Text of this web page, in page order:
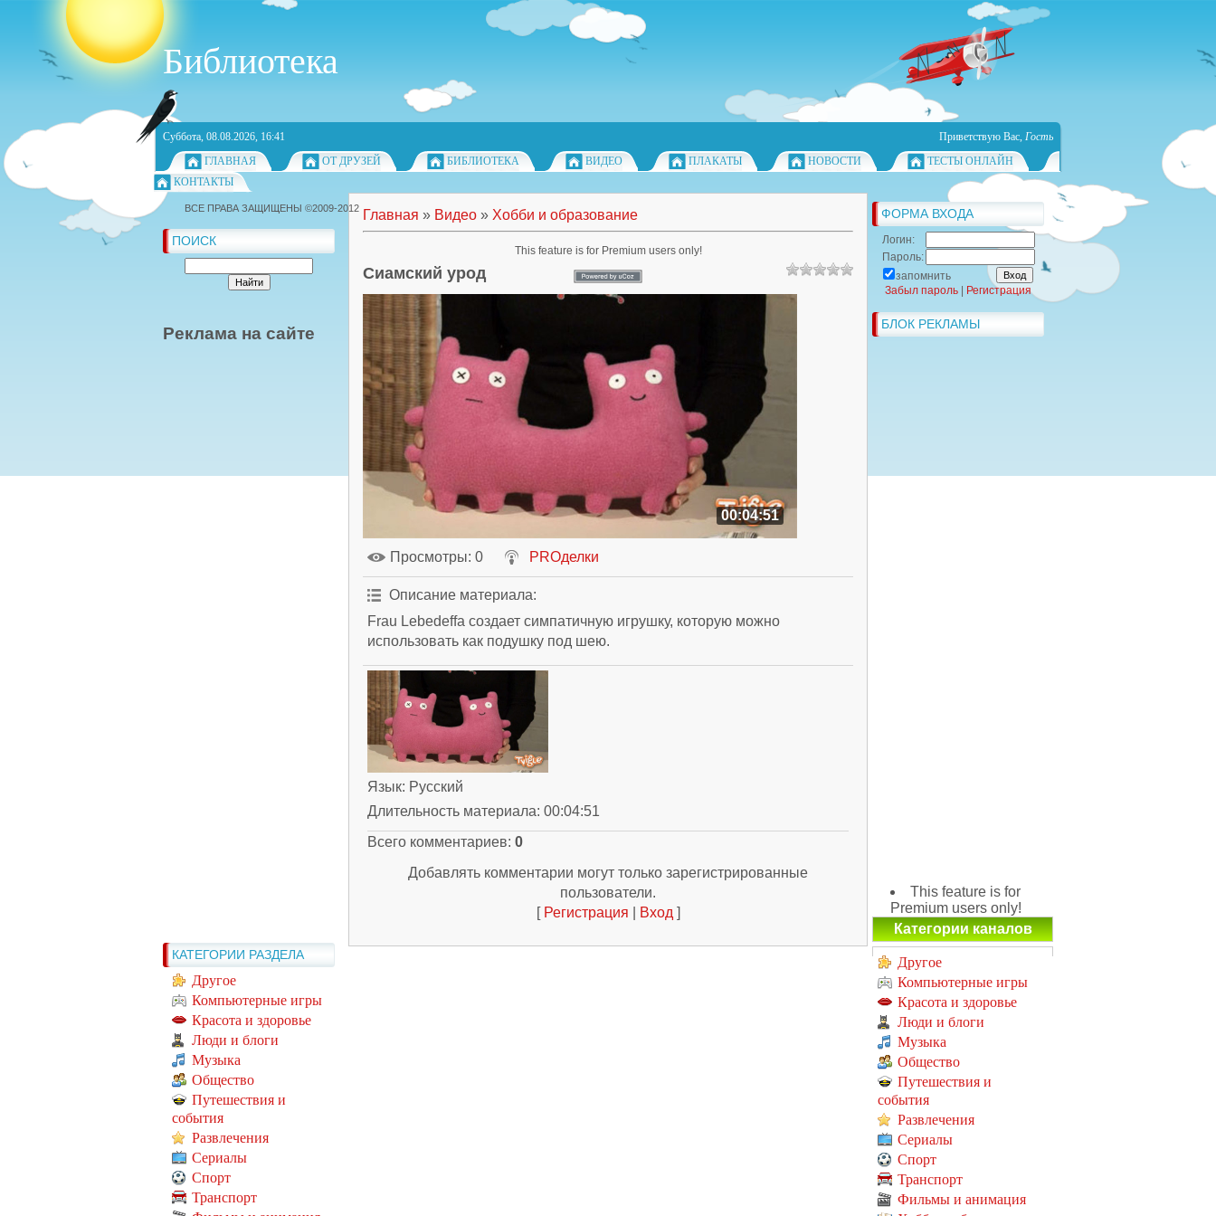
Библиотека
Суббота, 08.08.2026, 16:41 Приветствую Вас, Гость
ГЛАВНАЯ
ОТ ДРУЗЕЙ БИБЛИОТЕКА ВИДЕО ПЛАКАТЫ НОВОСТИ
ТЕСТЫ ОНЛАЙН
КОНТАКТЫ
ПОИСК
Реклама на сайте
КАТЕГОРИИ РАЗДЕЛА
Другое
Компьютерные игры
Красота и здоровье
Люди и блоги
Музыка
Общество
Путешествия и
события
Развлечения
Сериалы
Спорт
Транспорт
Главная » Видео » Хобби и образование
Сиамский урод
00:04:51
Просмотры: 0 PROделки
Описание материала:
Frau Lebedeffa создает симпатичную игрушку, которую можно
использовать как подушку под шею.
Язык: Русский
Длительность материала: 00:04:51
Всего комментариев: 0
Добавлять комментарии могут только зарегистрированные
пользователи.
[ Регистрация Вход ]
ФОРМА ВХОДА
Логин:
Пароль:
запомнить
Забыл пароль
Регистрация
БЛОК РЕКЛАМЫ
This feature is for
Premium users only!
Категории каналов
Другое
Компьютерные игры
Красота и здоровье
Люди и блоги
Музыка
Общество
Путешествия и
события
Развлечения
Сериалы
Спорт
Транспорт
Фильмы и анимация
ВСЕ ПРАВА ЗАЩИЩЕНЫ ©2009-2012
This feature is for Premium users only!